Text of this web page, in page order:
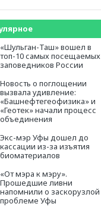
«Шульган-Таш» вошел в
топ-10 самых посещаемых
заповедников России
Новость о поглощении
вызвала удивление:
«Башнефтегеофизика» и
«Геотек» начали процесс
объединения
Экс-мэр Уфы дошел до
кассации из-за изъятия
биоматериалов
«От мэра к мэру».
Прошедшие ливни
напомнили о заскорузлой
проблеме Уфы